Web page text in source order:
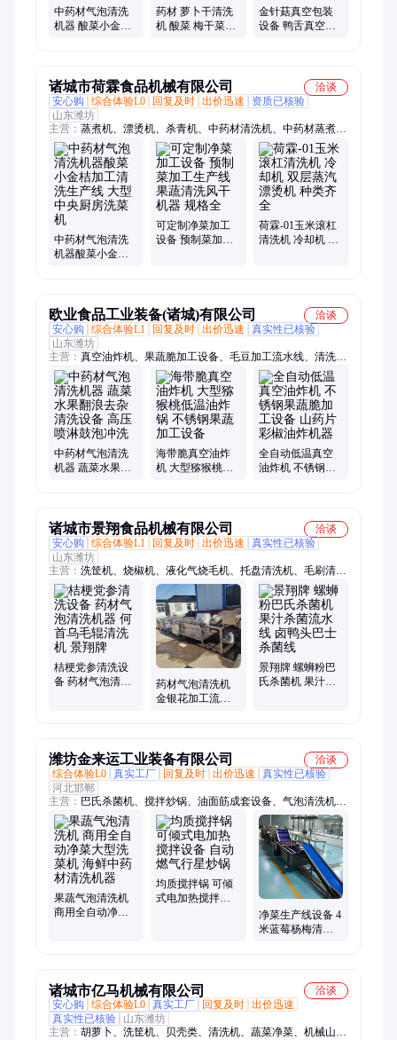
中药材气泡清洗
机器 酸菜小金桔
药材 萝卜干清洗
机 酸菜 梅干菜清
金针菇真空包装
设备 鸭舌真空包
诸城市荷霖食品机械有限公司
洽谈
安心购
综合体验L0 回复及时 出价迅速
资质已核验
山东潍坊
主营： 蒸煮机、漂烫机、杀青机、中药材清洗机、中药材蒸煮
机、肉制品气泡解冻机、鲜食玉米加工流水线、鲜食玉米加工设
备、速冻玉米加工流水线、竹笋蒸煮机、竹笋巴氏杀菌机、竹笋
加工流水线、小龙虾加工设备、净菜加工流水线、巴氏杀菌流水
线、低温巴氏杀菌线、解冻流水线、肉制品解冻蒸煮设备
中药材气泡清洗
机器酸菜小金桔
可定制净菜加工
设备 预制菜加工
荷霖-01玉米滚杠
清洗机 冷却机 双
欧业食品工业装备(诸城)有限公司
洽谈
安心购
综合体验L1 回复及时 出价迅速
真实性已核验
山东潍坊
主营： 真空油炸机、果蔬脆加工设备、毛豆加工流水线、清洗
机、苹果脆片真空膨化机、玉米深加工流水线、果脯真空浸糖流
水线、粽子玉米高温杀菌锅
中药材气泡清洗
机器 蔬菜水果翻
海带脆真空油炸
机 大型猕猴桃低
全自动低温真空
油炸机 不锈钢果
诸城市景翔食品机械有限公司
洽谈
安心购
综合体验L1 回复及时 出价迅速
真实性已核验
山东潍坊
主营： 洗筐机、烧椒机、液化气烧毛机、托盘清洗机、毛刷清洗
机、绞肉机、香肠加工设备、风干流水线、食品杀菌设备、真空
滚揉机、斩拌机、拌馅机、盐水注射机、水平切片机、鲜肉切条
机
桔梗党参清洗设
备 药材气泡清洗
药材气泡清洗机
金银花加工流水
景翔牌 螺蛳粉巴
氏杀菌机 果汁杀
潍坊金来运工业装备有限公司
洽谈
综合体验L0 真实工厂 回复及时 出价迅速
真实性已核验
河北邯郸
主营： 巴氏杀菌机、搅拌炒锅、油面筋成套设备、气泡清洗机、
涡流清洗机、毛辊清洗去皮机、净菜加工设备、预制菜加工设
备、清洗风干流水线
果蔬气泡清洗机
商用全自动净菜
均质搅拌锅 可倾
式电加热搅拌设
净菜生产线设备 4
米蓝莓杨梅清洗
诸城市亿马机械有限公司
洽谈
安心购
综合体验L0 真实工厂 回复及时 出价迅速
真实性已核验
山东潍坊
主营： 胡萝卜、洗筐机、贝壳类、清洗机、蔬菜净菜、机械山